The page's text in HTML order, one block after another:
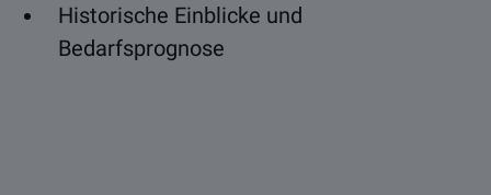
Historische Einblicke und
Bedarfsprognose